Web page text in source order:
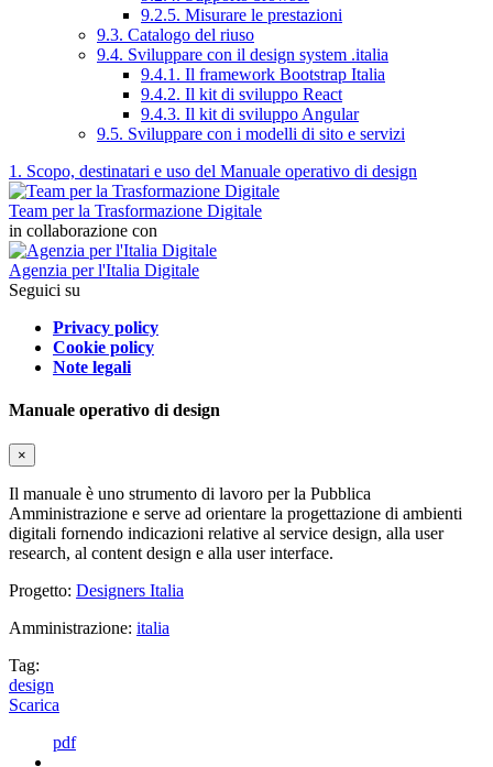
9.2.5. Misurare le prestazioni
9.3. Catalogo del riuso
9.4. Sviluppare con il design system .italia
9.4.1. Il framework Bootstrap Italia
9.4.2. Il kit di sviluppo React
9.4.3. Il kit di sviluppo Angular
9.5. Sviluppare con i modelli di sito e servizi
1. Scopo, destinatari e uso del Manuale operativo di design
Team per la Trasformazione Digitale
in collaborazione con
Agenzia per l'Italia Digitale
Seguici su
Privacy policy
Cookie policy
Note legali
Manuale operativo di design
×
Il manuale è uno strumento di lavoro per la Pubblica
Amministrazione e serve ad orientare la progettazione di ambienti
digitali fornendo indicazioni relative al service design, alla user
research, al content design e alla user interface.
Progetto: Designers Italia
Amministrazione: italia
Tag:
design
Scarica
pdf